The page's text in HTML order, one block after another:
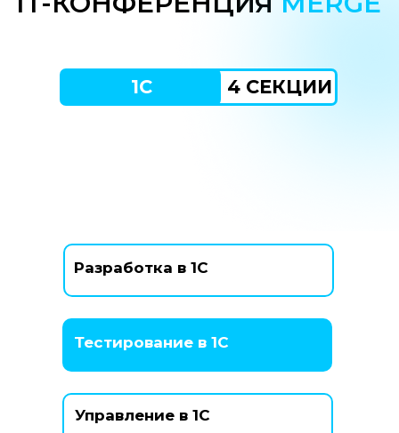
Разработка в 1С
Управление в 1С
Тестирование в 1С